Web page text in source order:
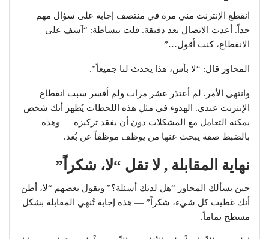
انقطع الإنترنت مني مرة في منتصف إجابة على سؤال مهم
جداً. أعدت الاتصال بعد دقيقة. قلت ببساطة: “آسف على
الانقطاع، كنت أقول…”
المحاور قال: “لا بأس، هذا يحدث لنا جميعاً”.
وانتهى الأمر. لم أعتذر عشر مرات ولم أفسر سبب انقطاع
الإنترنت عندي. الهدوء في مثل هذه اللحظات يُظهر أنك شخص
يمكنه التعامل مع المشكلات دون أن يفقد تركيزه — وهذه
بالضبط صفة يبحث عنها من يوظف موظفاً عن بُعد.
نهاية المقابلة , لا تقل “لا، شكراً”
حين يسألك المحاور “هل لديك أسئلة؟” ويقول بعضهم “لا، أظن
أنك غطيت كل شيء، شكراً” — هذه إجابة تُنهي المقابلة بشكل
مسطح تماماً.